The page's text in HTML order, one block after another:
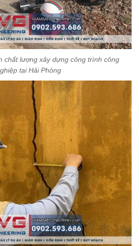
chất lượng xây dựng công trình công
tại Hải Phòng